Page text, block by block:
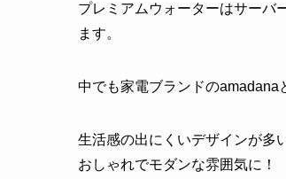
プレミアムウォーターはサーバ
ます。
中でも家電ブランドのamadana
生活感の出にくいデザインが多
おしゃれでモダンな雰囲気に！